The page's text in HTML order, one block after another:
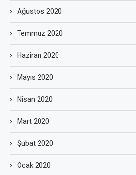
Ağustos 2020
Temmuz 2020
Haziran 2020
Mayıs 2020
Nisan 2020
Mart 2020
Şubat 2020
Ocak 2020